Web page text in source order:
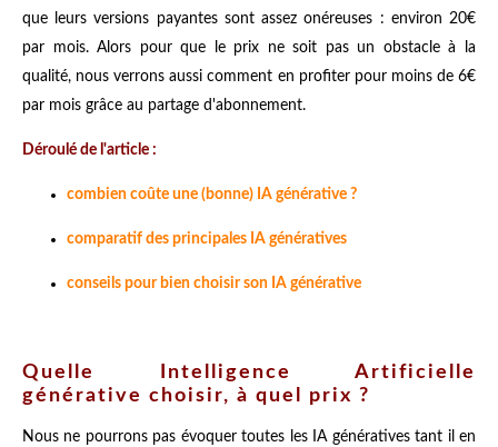
que leurs versions payantes sont assez onéreuses : environ 20€
par mois. Alors pour que le prix ne soit pas un obstacle à la
qualité, nous verrons aussi comment en profiter pour moins de 6€
par mois grâce au partage d'abonnement.
Déroulé de l'article :
combien coûte une (bonne) IA générative ?
comparatif des principales IA génératives
conseils pour bien choisir son IA générative
Quelle Intelligence Artificielle
générative choisir, à quel prix ?
Nous ne pourrons pas évoquer toutes les IA génératives tant il en